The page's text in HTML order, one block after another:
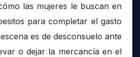
las mujeres le buscan en
para completar el gasto
es de desconsuelo ante
o dejar la mercancía en el